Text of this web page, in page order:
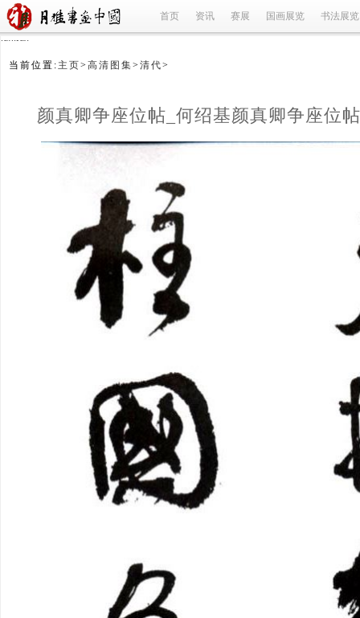
首页 资讯 赛展 国画展览 书法展览
refused
当前位置: 主页> 高清图集> 清代>
颜真卿争座位帖_何绍基颜真卿争座位